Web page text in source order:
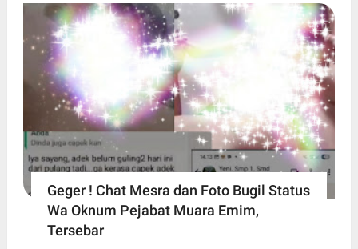
Geger ! Chat Mesra dan Foto Bugil Status
Wa Oknum Pejabat Muara Emim,
Tersebar